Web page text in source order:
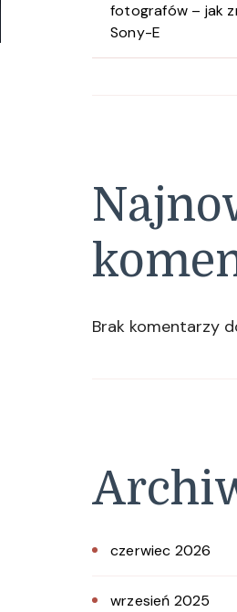
fotografów – jak
Sony-E
Brak komentarzy
czerwiec 2026
wrzesień 2025